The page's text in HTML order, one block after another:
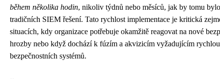
během několika hodin, nikoliv týdnů nebo měsíců, jak by tomu
tradičních SIEM řešení. Tato rychlost implementace je kritická
situacích, kdy organizace potřebuje okamžitě reagovat na nové
hrozby nebo když dochází k fúzím a akvizicím vyžadujícím
bezpečnostních systémů.